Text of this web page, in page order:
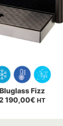
Bluglass Fizz
190,00€ HT